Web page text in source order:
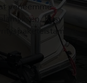
veneemme
Kysy